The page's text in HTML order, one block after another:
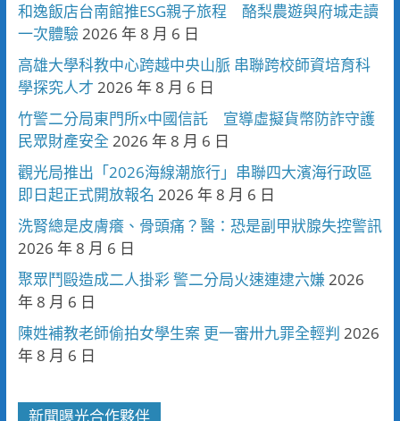
和逸飯店台南館推ESG親子旅程 酪梨農遊與府城走讀
一次體驗2026 年 8 月 6 日
高雄大學科教中心跨越中央山脈 串聯跨校師資培育科
學探究人才 2026 年 8 月 6 日
竹警二分局東門所x中國信託 宣導虛擬貨幣防詐守護
民眾財產安全 2026 年 8 月 6 日
觀光局推出「2026海線潮旅行」串聯四大濱海行政區
即日起正式開放報名 2026 年 8 月 6 日
洗腎總是皮膚癢、骨頭痛？醫：恐是副甲狀腺失控警訊
2026 年 8 月 6 日
聚眾鬥毆造成二人掛彩 警二分局火速連逮六嫌2026
年 8 月 6 日
陳姓補教老師偷拍女學生案 更一審卅九罪全輕判 2026
年 8 月 6 日
新聞曝光合作夥伴